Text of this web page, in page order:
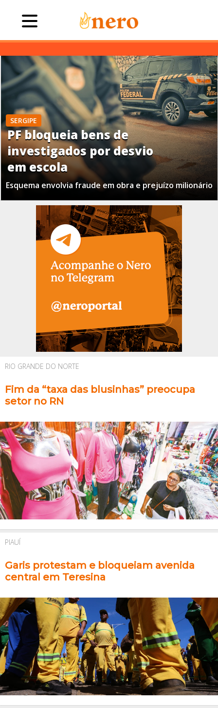
SERGIPE
PF bloqueia bens de
investigados por desvio
em escola
Esquema envolvia fraude em obra e prejuízo milionário
RIO GRANDE DO NORTE
Fim da “taxa das blusinhas” preocupa
setor no RN
PIAUÍ
Garis protestam e bloqueiam avenida
central em Teresina